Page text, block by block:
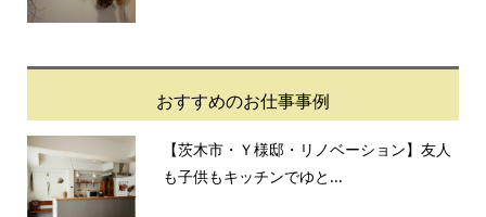
おすすめのお仕事事例
【茨木市・Ｙ様邸・リノベーション】友人
も子供もキッチンでゆと...